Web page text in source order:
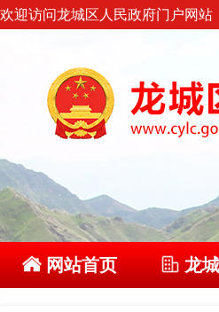
欢迎访问龙城区人民政府门户网站
网站首页 龙